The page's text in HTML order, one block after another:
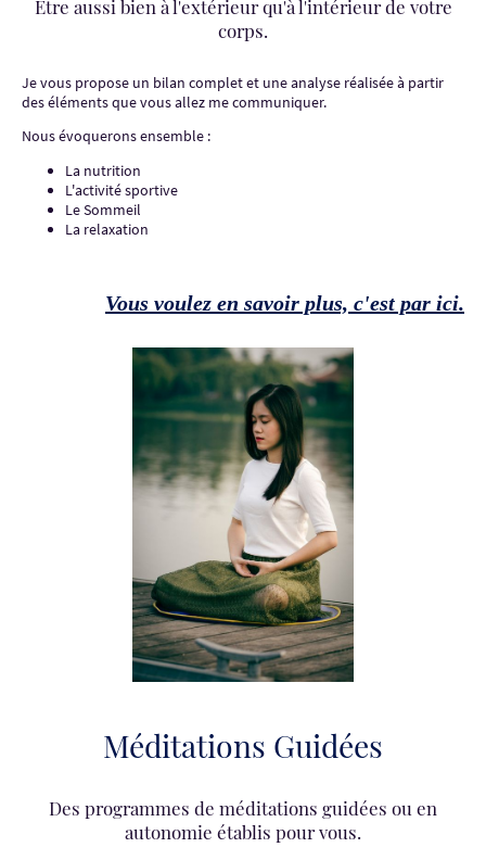
Être aussi bien à l'extérieur qu'à l'intérieur de votre
corps.
Je vous propose un bilan complet et une analyse réalisée à partir
des éléments que vous allez me communiquer.
Nous évoquerons ensemble :
La nutrition
L'activité sportive
Le Sommeil
La relaxation
Vous voulez en savoir plus, c'est par ici.
Méditations Guidées
Des programmes de méditations guidées ou en
autonomie établis pour vous.